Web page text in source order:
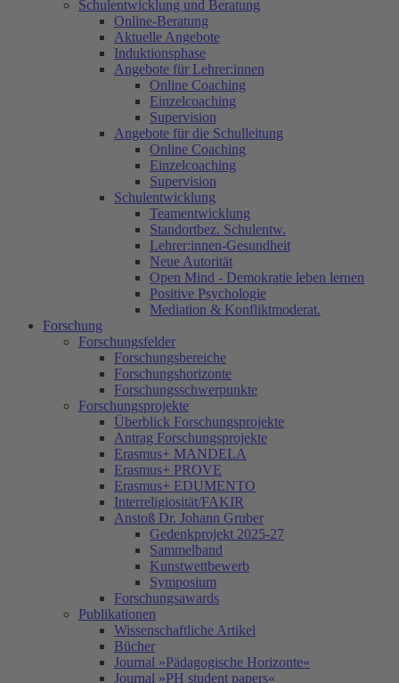
Schulentwicklung und Beratung
Online-Beratung
Aktuelle Angebote
Induktionsphase
Angebote für Lehrer:innen
Online Coaching
Einzelcoaching
Supervision
Angebote für die Schulleitung
Online Coaching
Einzelcoaching
Supervision
Schulentwicklung
Teamentwicklung
Standortbez. Schulentw.
Lehrer:innen-Gesundheit
Neue Autorität
Open Mind - Demokratie leben lernen
Positive Psychologie
Mediation & Konfliktmoderat.
Forschung
Forschungsfelder
Forschungsbereiche
Forschungshorizonte
Forschungsschwerpunkte
Forschungsprojekte
Überblick Forschungsprojekte
Antrag Forschungsprojekte
Erasmus+ MANDELA
Erasmus+ PROVE
Erasmus+ EDUMENTO
Interreligiosität/FAKIR
Anstoß Dr. Johann Gruber
Gedenkprojekt 2025-27
Sammelband
Kunstwettbewerb
Symposium
Forschungsawards
Publikationen
Wissenschaftliche Artikel
Bücher
Journal »Pädagogische Horizonte«
Journal »PH student papers«